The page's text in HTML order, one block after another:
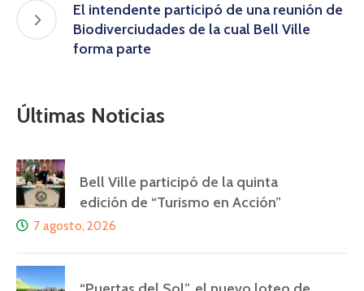
El intendente participó de una reunión de
Biodiverciudades de la cual Bell Ville
forma parte
Últimas Noticias
Bell Ville participó de la quinta
edición de “Turismo en Acción”
7 agosto, 2026